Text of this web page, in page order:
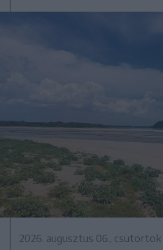
2026. augusztus 06., csütörtök